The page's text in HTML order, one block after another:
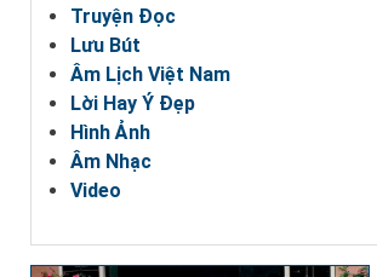
Truyện Đọc
Lưu Bút
Âm Lịch Việt Nam
Lời Hay Ý Đẹp
Hình Ảnh
Âm Nhạc
Video